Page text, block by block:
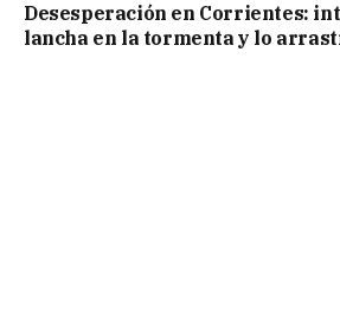
Desesperación en Corrientes:
lancha en la tormenta y lo